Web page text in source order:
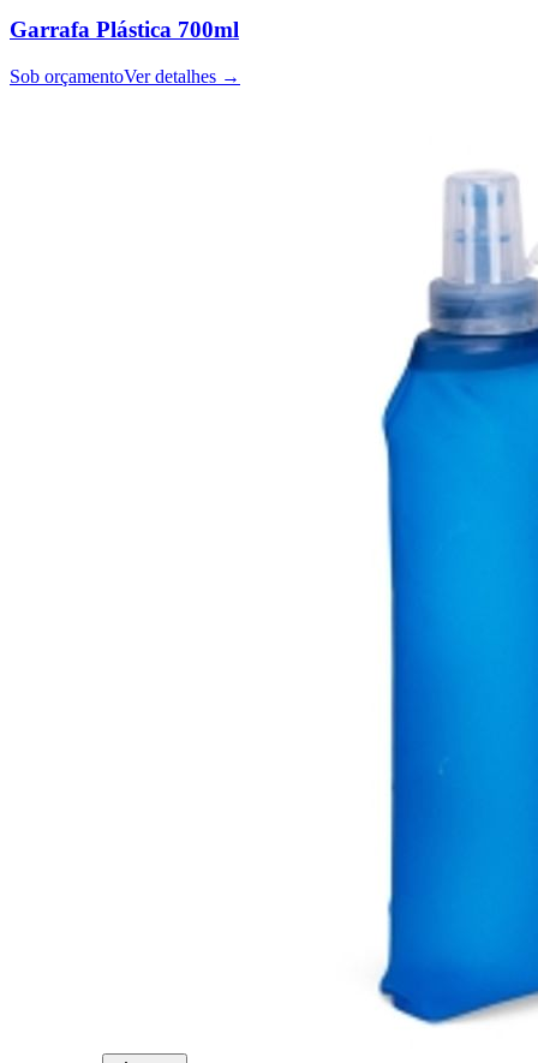
Garrafa Plástica 700ml
Sob orçamentoVer detalhes →